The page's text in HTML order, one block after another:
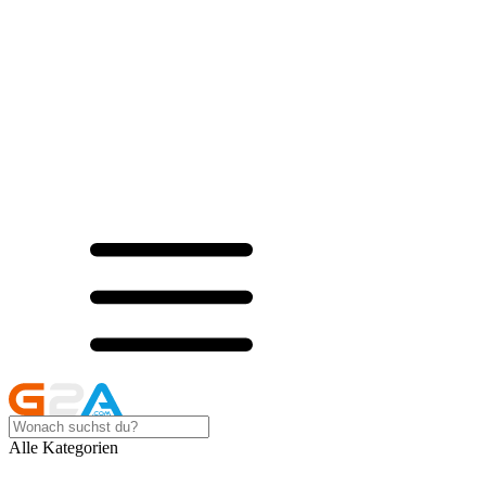
Alle Kategorien